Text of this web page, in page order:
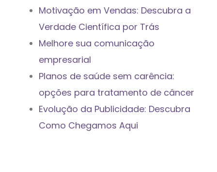
Motivação em Vendas: Descubra a
Verdade Científica por Trás
Melhore sua comunicação
empresarial
Planos de saúde sem carência:
opções para tratamento de câncer
Evolução da Publicidade: Descubra
Como Chegamos Aqui